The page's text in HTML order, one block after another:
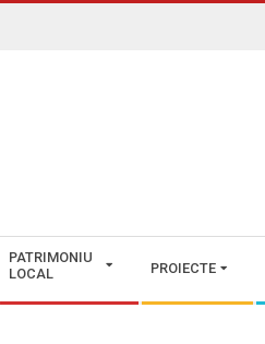
PATRIMONIU
LOCAL
PROIECTE